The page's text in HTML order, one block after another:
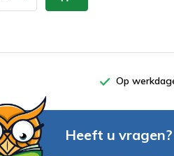
Op
Heeft u vragen?